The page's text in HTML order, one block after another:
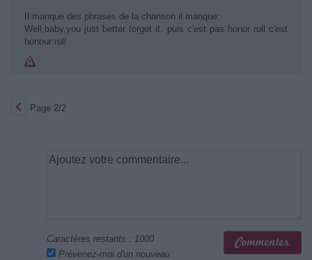
Il manque des phrases de la chanson il manque:
Well,baby,you just better forget it. puis c'est pas honor roll c'est
honour roll
Page 2/2
Caractères restants : 1000
Prévenez-moi d'un nouveau